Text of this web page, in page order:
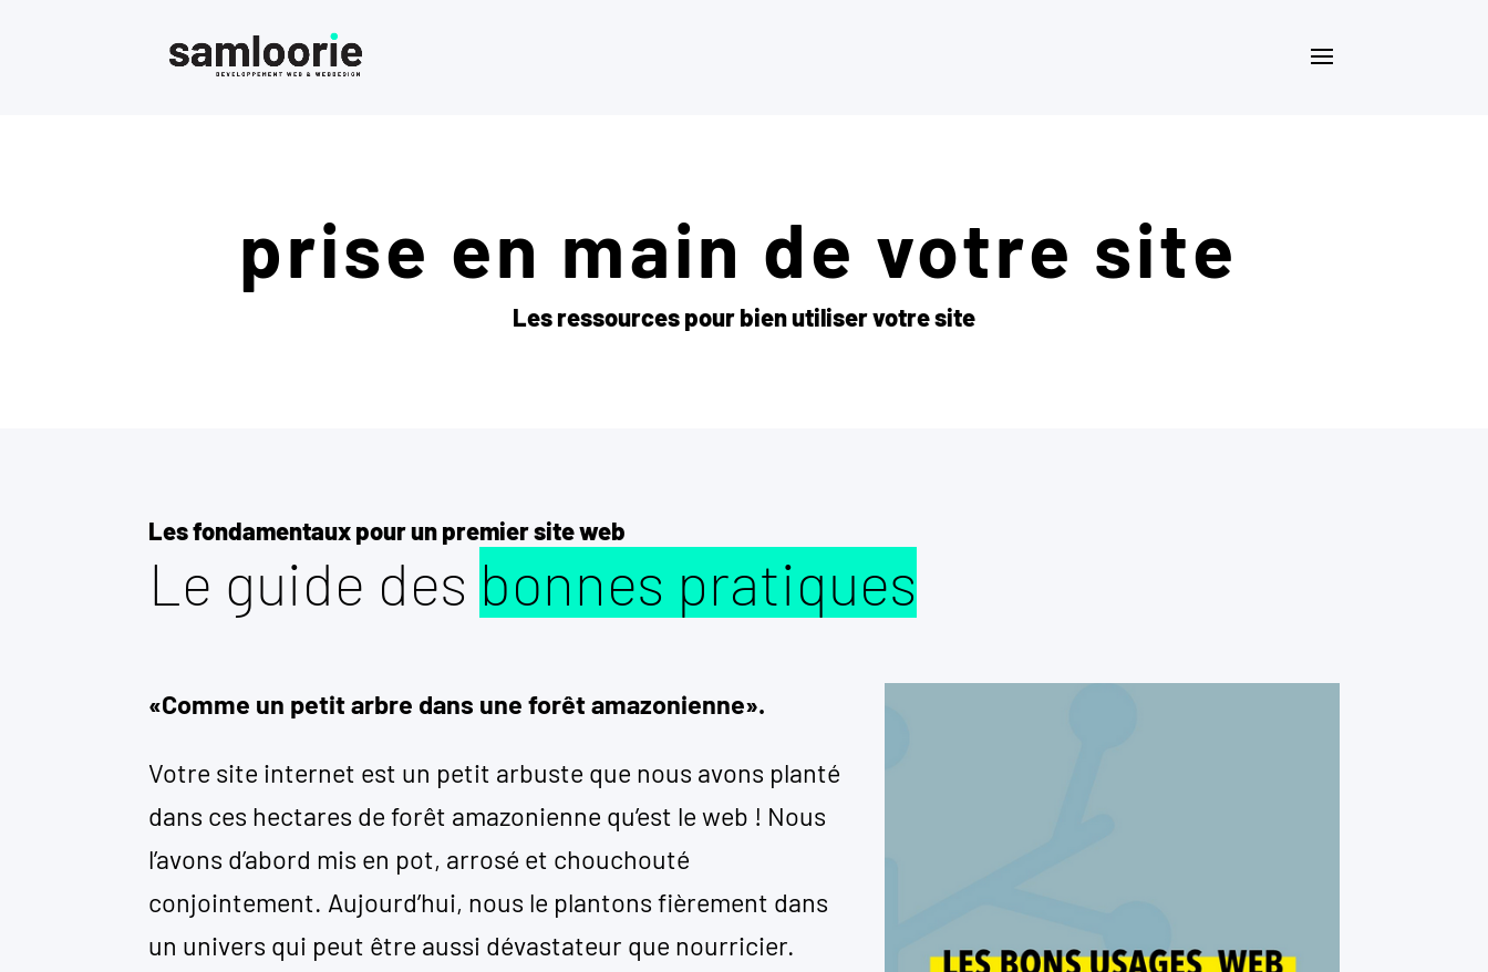
prise en main de votre site
Les ressources pour bien utiliser votre site
Les fondamentaux pour un premier site web
Le guide des bonnes pratiques
«Comme un petit arbre dans une forêt amazonienne».
Votre site internet est un petit arbuste que nous avons planté
dans ces hectares de forêt amazonienne qu’est le web ! Nous
l’avons d’abord mis en pot, arrosé et chouchouté
conjointement. Aujourd’hui, nous le plantons fièrement dans
un univers qui peut être aussi dévastateur que nourricier.